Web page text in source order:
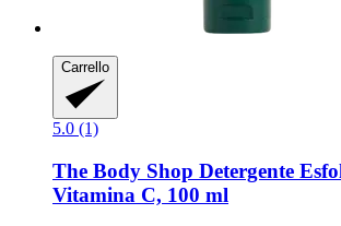
Carrello
5.0 (1)
The Body Shop Detergente
Vitamina C, 100 ml